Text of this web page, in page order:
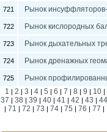
721 Рынок
722 Рынок кислородных
723 Рынок дыхательных
724 Рынок дренажных
725 Рынок
1 | 2 | 3 | 4| 5 | 6 | 7 | 8 | 9 | 10|
37 | 38 | 39 | 40| 41 | 42 | 43 | 44
| 71 | 72 | 73 | 74 | 75 | 76 | 77 |